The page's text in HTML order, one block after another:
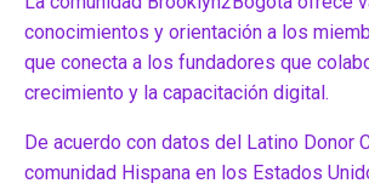
conocimientos y orientación a los
que conecta a los fundadores que
crecimiento y la capacitación digital.
De acuerdo con datos del Latino Donor
comunidad Hispana en los Estados